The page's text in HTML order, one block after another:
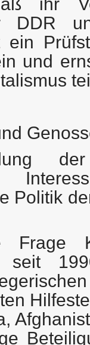
DDR
ein
und
der
Politik
Frage
seit